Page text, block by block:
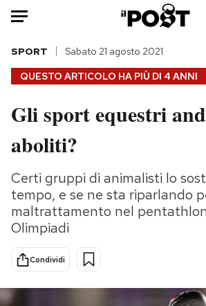
Auto
HOME
Italia
Politica
Tecnologia
Internet
Scienza
Cultura
Economia
Moda
Ok
Media
QUESTO ARTICOLO HA PIÙ DI 4 ANNI
SPORT Sabato 21 agosto 2021
Gli sport equestri
aboliti?
Certi gruppi di animalisti lo
tempo, e se ne sta riparlando
maltrattamento nel
Olimpiadi
Condividi